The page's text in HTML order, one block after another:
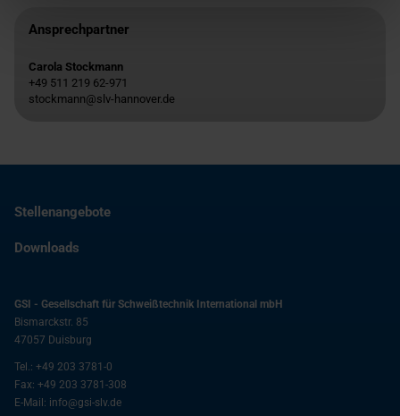
Ansprechpartner
Carola Stockmann
+49 511 219 62-971
stockmann@slv-hannover.de
Stellenangebote
Downloads
GSI - Gesellschaft für Schweißtechnik International mbH
Bismarckstr. 85
47057 Duisburg
Tel.: +49 203 3781-0
Fax: +49 203 3781-308
E-Mail: info@gsi-slv.de